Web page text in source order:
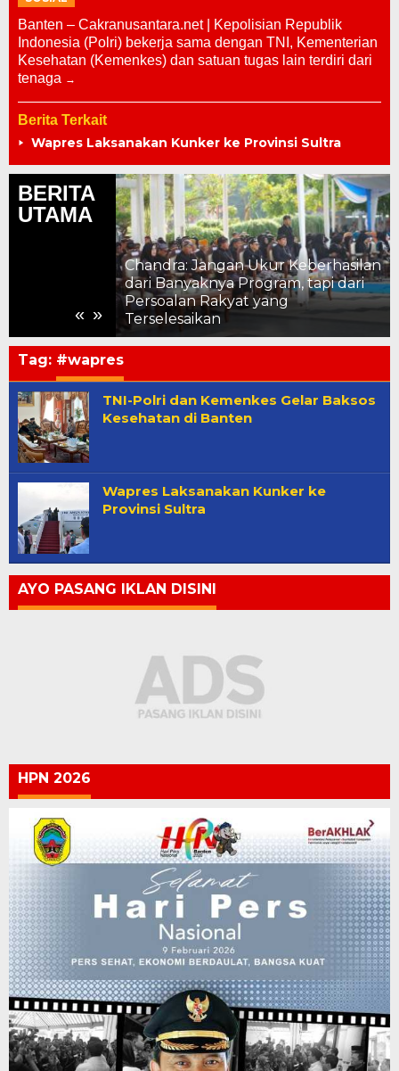
Banten – Cakranusantara.net | Kepolisian Republik
Indonesia (Polri) bekerja sama dengan TNI, Kementerian
Kesehatan (Kemenkes) dan satuan tugas lain terdiri dari
tenaga
Berita Terkait
Wapres Laksanakan Kunker ke Provinsi Sultra
BERITA
UTAMA
« »
Chandra: Jangan Ukur Keberhasilan
dari Banyaknya Program, tapi dari
Persoalan Rakyat yang
Terselesaikan
Tag: #wapres
TNI-Polri dan Kemenkes Gelar Baksos
Kesehatan di Banten
Wapres Laksanakan Kunker ke
Provinsi Sultra
AYO PASANG IKLAN DISINI
HPN 2026